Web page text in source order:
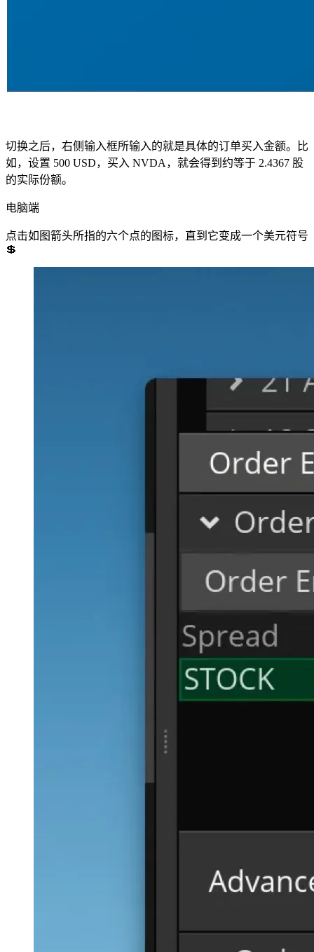
切换之后，右侧输入框所输入的就是具体的订单买入金额。比
如，设置 500 USD，买入 NVDA，就会得到约等于 2.4367 股
的实际份额。
电脑端
点击如图箭头所指的六个点的图标，直到它变成一个美元符号
💲